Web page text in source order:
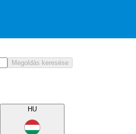
Megoldás keresése
HU